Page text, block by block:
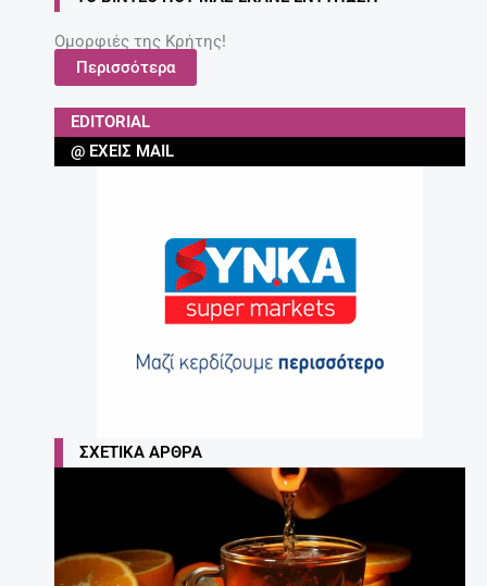
Ομορφιές της Κρήτης!
Περισσότερα
EDITORIAL
@ ΈΧΕΙΣ MAIL
ΣΧΕΤΙΚΆ ΆΡΘΡΑ